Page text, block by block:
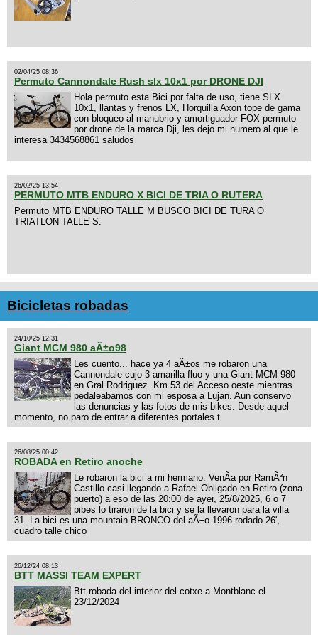
02/04/25 08:36
Permuto Cannondale Rush slx 10x1 por DRONE DJI
Hola permuto esta Bici por falta de uso, tiene SLX
10x1, llantas y frenos LX, Horquilla Axon tope de gama
con bloqueo al manubrio y amortiguador FOX permuto
por drone de la marca Dji, les dejo mi numero al que le
interesa 3434568861 saludos
26/02/25 13:54
PERMUTO MTB ENDURO X BICI DE TRIA O RUTERA
Permuto MTB ENDURO TALLE M BUSCO BICI DE TURA O
TRIATLON TALLE S.
Bicicletas robadas
24/10/25 12:31
Giant MCM 980 aÃ±o98
Les cuento... hace ya 4 aÃ±os me robaron una
Cannondale cujo 3 amarilla fluo y una Giant MCM 980
en Gral Rodriguez. Km 53 del Acceso oeste mientras
pedaleabamos con mi esposa a Lujan. Aun conservo
las denuncias y las fotos de mis bikes. Desde aquel
momento, no paro de entrar a diferentes portales t
26/08/25 00:42
ROBADA en Retiro anoche
Le robaron la bici a mi hermano. VenÃ­a por RamÃ³n
Castillo casi llegando a Rafael Obligado en Retiro (zona
puerto) a eso de las 20:00 de ayer, 25/8/2025, 6 o 7
pibes lo tiraron de la bici y se la llevaron para la villa
31. La bici es una mountain BRONCO del aÃ±o 1996 rodado 26',
cuadro talle chico
26/12/24 08:13
BTT MASSI TEAM EXPERT
Btt robada del interior del cotxe a Montblanc el
23/12/2024